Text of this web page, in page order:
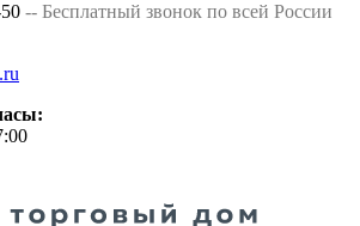
-- Бесплатный звонок по всей России